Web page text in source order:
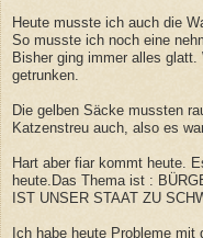
Heute musste ich auch die
So musste ich noch eine
Bisher ging immer alles
getrunken.
Die gelben Säcke mussten
Katzenstreu auch, also es
Hart aber fiar kommt heute.
heute.Das Thema ist :
IST UNSER STAAT ZU
Ich habe heute Probleme